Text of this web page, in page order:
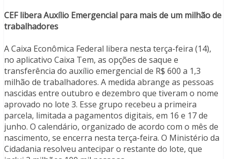
CEF libera Auxílio Emergencial para mais de um milhão de
trabalhadores
A Caixa Econômica Federal libera nesta terça-feira (14),
no aplicativo Caixa Tem, as opções de saque e
transferência do auxílio emergencial de R$ 600 a 1,3
milhão de trabalhadores. A medida abrange as pessoas
nascidas entre outubro e dezembro que tiveram o nome
aprovado no lote 3. Esse grupo recebeu a primeira
parcela, limitada a pagamentos digitais, em 16 e 17 de
junho. O calendário, organizado de acordo com o mês de
nascimento, se encerra nesta terça-feira. O Ministério da
Cidadania resolveu antecipar o restante do lote, que